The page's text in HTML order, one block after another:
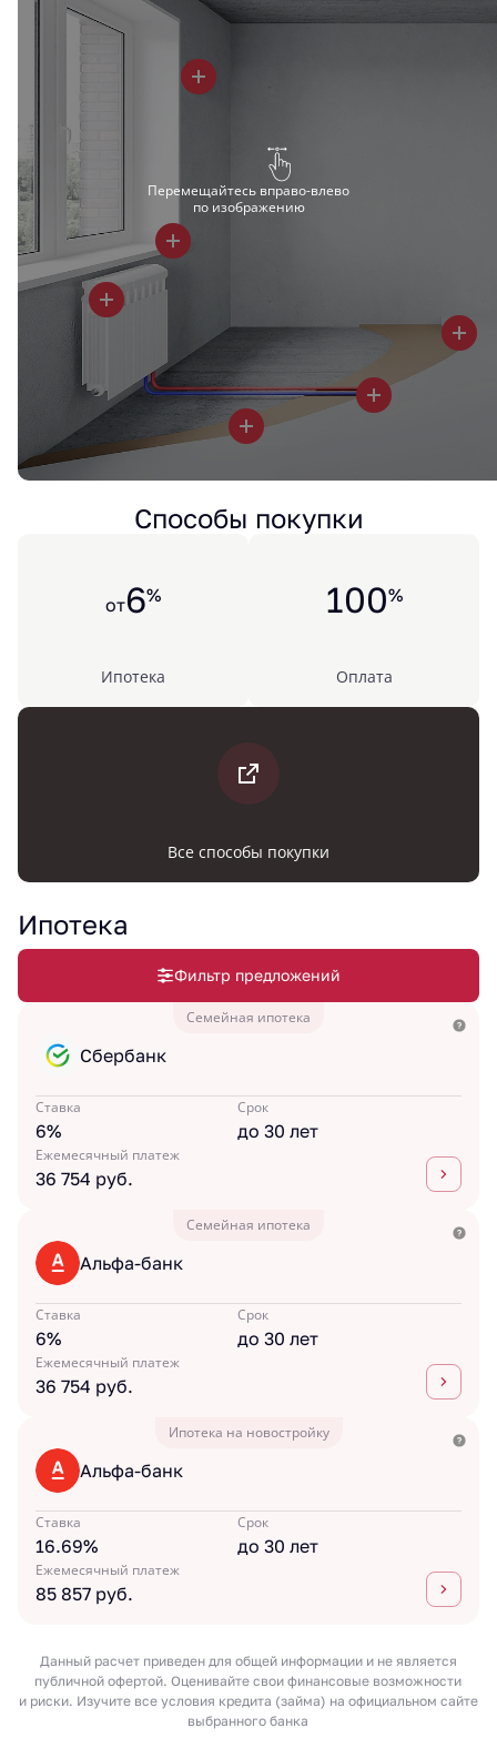
Перемещайтесь вправо-влево
по изображению
Способы покупки
от6%
Ипотека
100%
Оплата
Все способы покупки
Ипотека
Фильтр предложений
Семейная ипотека
Сбербанк
Ставка
6%
Срок
до 30 лет
Ежемесячный платеж
36 754 руб.
Семейная ипотека
Альфа-банк
Ставка
6%
Срок
до 30 лет
Ежемесячный платеж
36 754 руб.
Ипотека на новостройку
Альфа-банк
Ставка
16.69%
Срок
до 30 лет
Ежемесячный платеж
85 857 руб.
Данный расчет приведен для общей информации и не является
публичной офертой. Оценивайте свои финансовые возможности
и риски. Изучите все условия кредита (займа) на официальном сайте
выбранного банка